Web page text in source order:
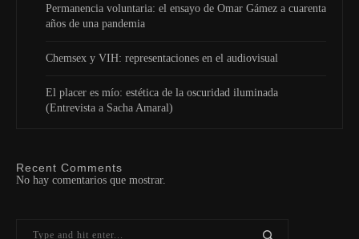
Permanencia voluntaria: el ensayo de Omar Gámez a cuarenta
años de una pandemia
Chemsex y VIH: representaciones en el audiovisual
El placer es mío: estética de la oscuridad iluminada
(Entrevista a Sacha Amaral)
Recent Comments
No hay comentarios que mostrar.